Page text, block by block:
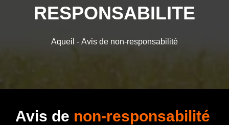
DES PRODUITS
POINTS DE VENTE
RESPONSABILITE
Aqueil - Avis de non-responsabilité
Avis de non-responsabilité